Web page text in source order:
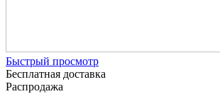
Быстрый просмотр
Бесплатная доставка
Распродажа